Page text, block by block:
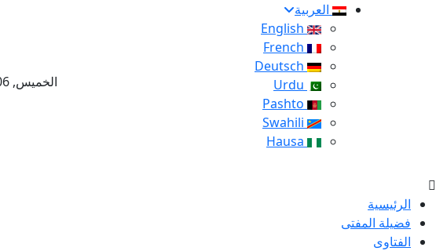
العربية
الخميس, 06 أغسطس 2026 – 23 صفر 1448 هـ
الرئيسية
فضيلة المفتى
الفتاوى